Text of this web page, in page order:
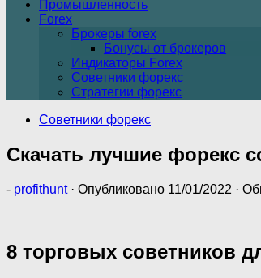
Промышленность
Forex
Брокеры forex
Бонусы от брокеров
Индикаторы Forex
Советники форекс
Стратегии форекс
Советники форекс
Скачать лучшие форекс
- profithunt · Опубликовано 11/01/2022 ·
8 торговых советников